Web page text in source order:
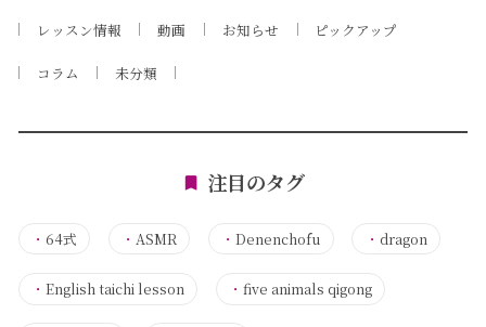
レッスン情報 動画 お知らせ ピックアップ
コラム 未分類
注目のタグ
・ 64式 ・ ASMR ・Denenchofu ・ dragon
・ English taichi lesson ・five animals qigong